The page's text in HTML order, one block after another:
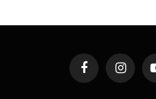
Facebook